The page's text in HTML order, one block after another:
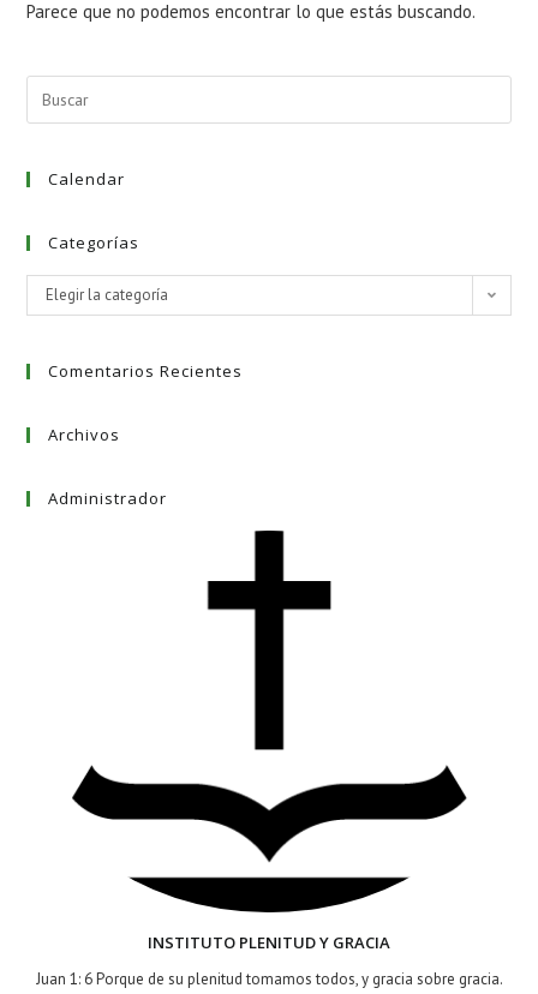
Parece que no podemos encontrar lo que estás buscando.
Buscar:
Calendar
Categorías
Categorías
Elegir la categoría
Comentarios Recientes
Archivos
Administrador
INSTITUTO PLENITUD Y GRACIA
Juan 1: 6 Porque de su plenitud tomamos todos, y gracia sobre gracia.